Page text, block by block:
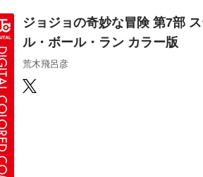
ジョジョの奇妙な冒険 第7部
ル・ボール・ラン カラー版
荒木飛呂彦